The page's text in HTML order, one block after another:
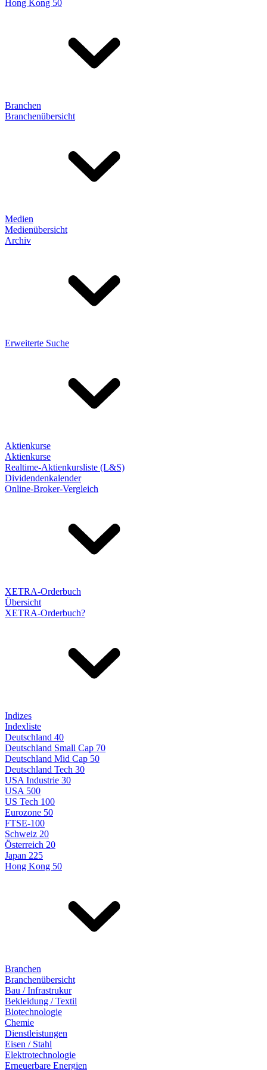
Hong Kong 50
Branchen
Branchenübersicht
Medien
Medienübersicht
Archiv
Erweiterte Suche
Aktienkurse
Aktienkurse
Realtime-Aktienkursliste (L&S)
Dividendenkalender
Online-Broker-Vergleich
XETRA-Orderbuch
Übersicht
XETRA-Orderbuch?
Indizes
Indexliste
Deutschland 40
Deutschland Small Cap 70
Deutschland Mid Cap 50
Deutschland Tech 30
USA Industrie 30
USA 500
US Tech 100
Eurozone 50
FTSE-100
Schweiz 20
Österreich 20
Japan 225
Hong Kong 50
Branchen
Branchenübersicht
Bau / Infrastrukur
Bekleidung / Textil
Biotechnologie
Chemie
Dienstleistungen
Eisen / Stahl
Elektrotechnologie
Erneuerbare Energien